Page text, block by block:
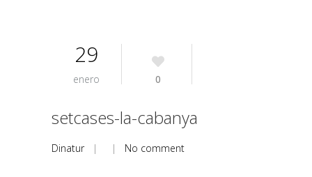
29
enero 0
setcases-la-cabanya
Dinatur| | No comment